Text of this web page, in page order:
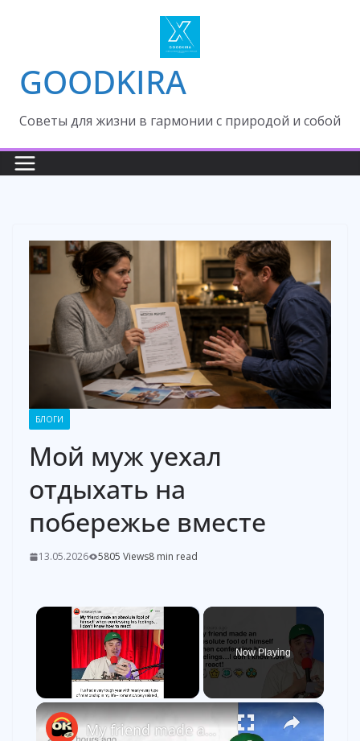
GOODKIRA
Cоветы для жизни в гармонии с природой и собой
БЛОГИ
Мой муж уехал
отдыхать на
побережье вместе
13.05.2026 5805 Views8 min read
×
Now Playing
×
My friend made an absolute fool of himself when confessing his feelings…I don’t know how to react! | Reddit Stories